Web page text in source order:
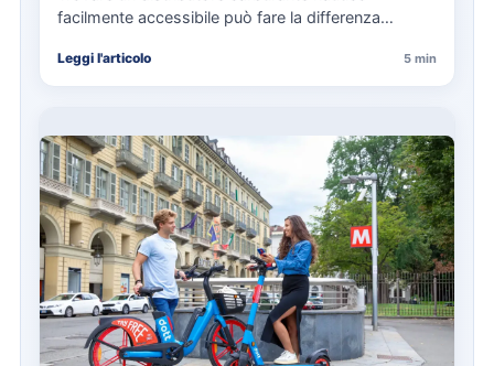
facilmente accessibile può fare la differenza
soprattutto…
Leggi l'articolo 5 min